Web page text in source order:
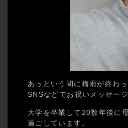
あっという間に梅雨が終わ
SNSなどでお祝いメッセー
大学を卒業して20数年後に
過ごしています。